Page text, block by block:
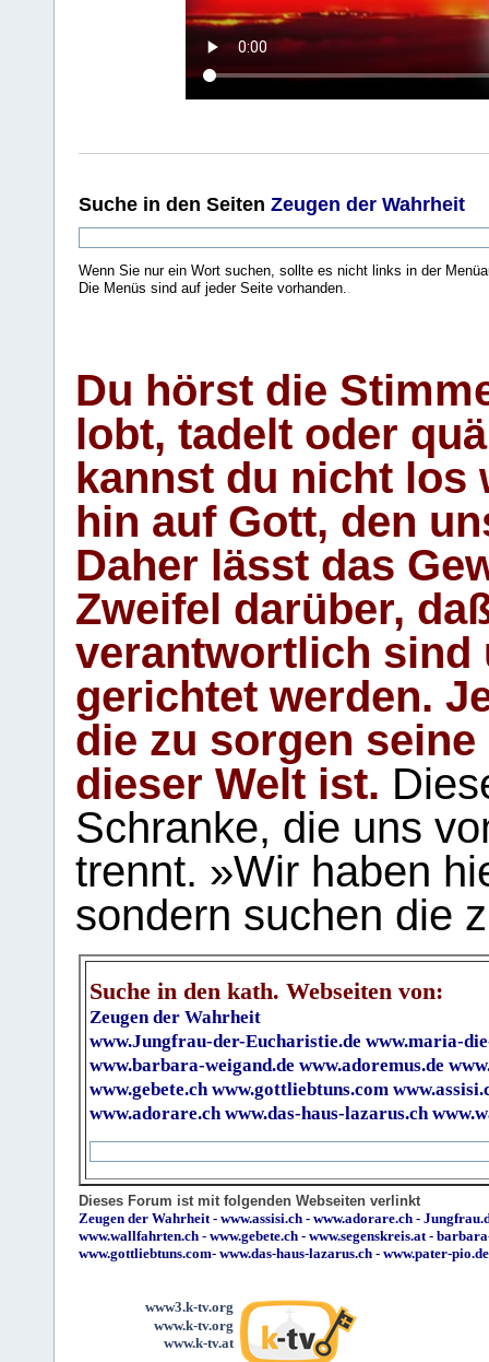
Suche in den Seiten Zeugen der Wahrheit
Wenn Sie nur ein Wort suchen, sollte es nicht links in der
Die Menüs sind auf jeder Seite vorhanden..
Du hörst die
lobt, tadelt oder
kannst du nicht los
hin auf Gott, den
Daher lässt das
Zweifel darüber,
verantwortlich sind
gerichtet werden.
die zu sorgen
dieser Welt ist.
Schranke, die uns
trennt. »Wir haben
sondern suchen die
Suche in den kath. Webseiten von:
Zeugen der Wahrheit
www.Jungfrau-der-Eucharistie.de www.maria-
www.barbara-weigand.de www.adoremus.de
www.gebete.ch www.gottliebtuns.com
www.adorare.ch www.das-haus-lazarus.ch
Dieses Forum ist mit folgenden Webseiten verlinkt
Zeugen der Wahrheit- www.assisi.ch - www.adorare.ch -
www.wallfahrten.ch - www.gebete.ch - www.segenskreis.at-
www.gottliebtuns.com- www.das-haus-lazarus.ch - www.pater-pio.de
www3.k-tv.org
www.k-tv.org
www.k-tv.at